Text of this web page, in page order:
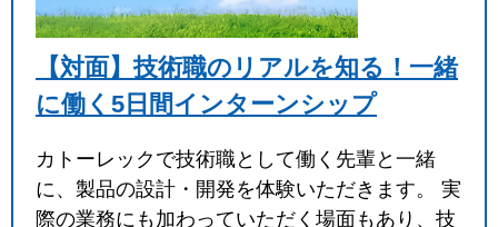
【対面】技術職のリアルを知る！一緒
に働く5日間インターンシップ
カトーレックで技術職として働く先輩と一緒
に、製品の設計・開発を体験いただきます。 実
際の業務にも加わっていただく場面もあり、技